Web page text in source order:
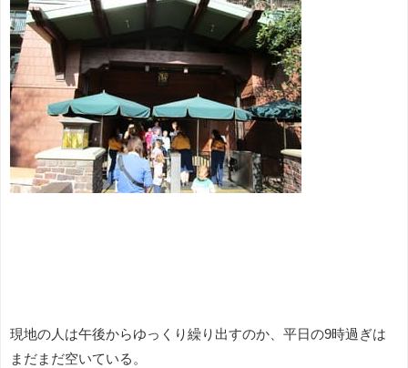
現地の人は午後からゆっくり繰り出すのか、平日の9時過ぎは
まだまだ空いている。